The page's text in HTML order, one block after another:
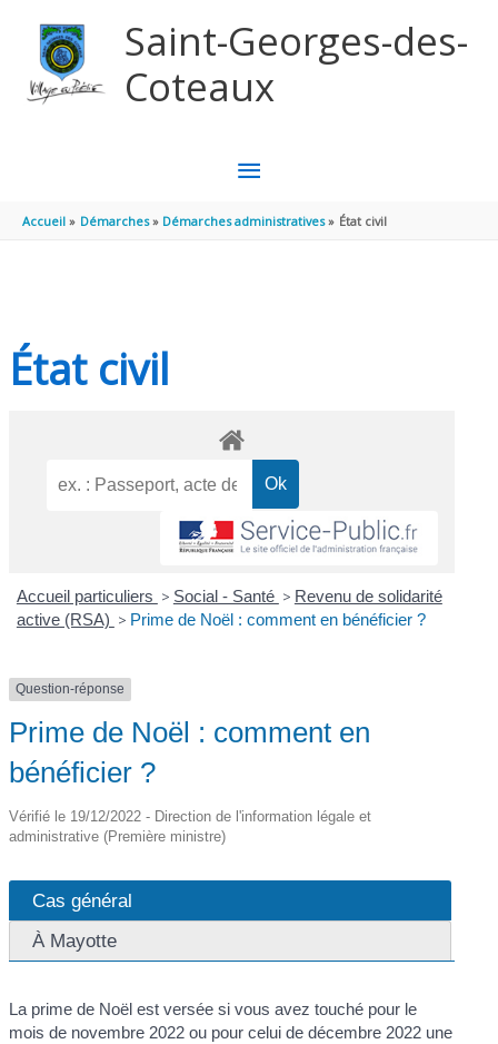
Saint-Georges-des-
Coteaux
MENU
PRINCIPAL
Accueil Démarches Démarches administratives État civil
État civil
Accueil particuliers > Social - Santé > Revenu de solidarité
active (RSA) > Prime de Noël : comment en bénéficier ?
Question-réponse
Prime de Noël : comment en
bénéficier ?
Vérifié le 19/12/2022 - Direction de l'information légale et
administrative (Première ministre)
Cas général
À Mayotte
La prime de Noël est versée si vous avez touché pour le
mois de novembre 2022 ou pour celui de décembre 2022 une